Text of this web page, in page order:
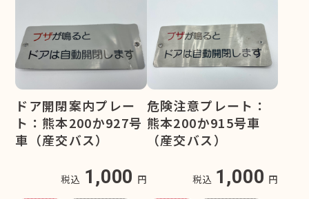
ドア開閉案内プレー
ト：熊本200か927号
車（産交バス）
税込 1,000 円
危険注意プレート：
熊本200か915号車
（産交バス）
税込 1,000 円